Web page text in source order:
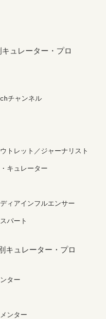
ュレーター・プロ
チャンネル
トレット／ジャーナリスト
キュレーター
ィアインフルエンサー
パート
キュレーター・プロ
ター
ンター